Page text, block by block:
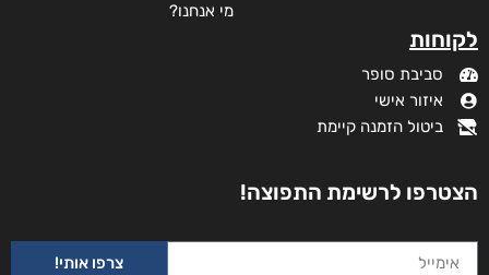
לקוחות
סביבת סופר
איזור אישי
ביטול הזמנה קיימת
מי אנחנו?
הצטרפו לרשימת התפוצה!
צרפו אותי!